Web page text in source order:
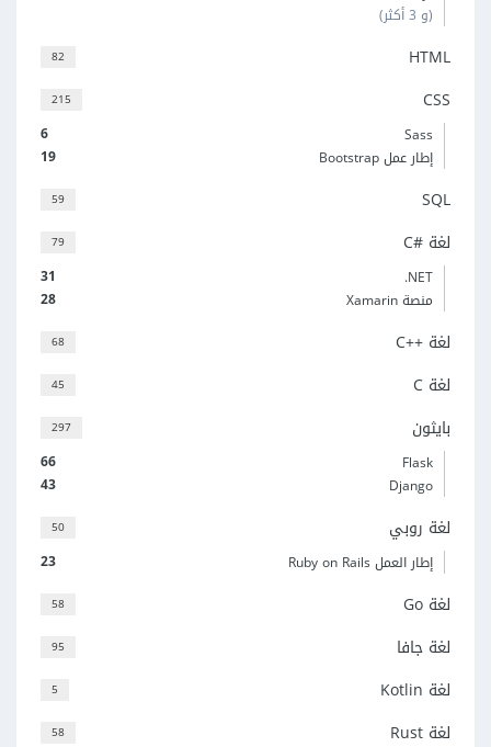
(و 3 أكثر)
82 HTML
215 CSS
6
Sass
19
إطار عمل Bootstrap
59 SQL
79 لغة C#‎
31
‎.NET
28
منصة Xamarin
68 لغة C++‎
45 لغة C
297 بايثون
66
Flask
43
Django
50 لغة روبي
23 إطار العمل Ruby on Rails
58 لغة Go
95 لغة جافا
5 لغة Kotlin
58 لغة Rust